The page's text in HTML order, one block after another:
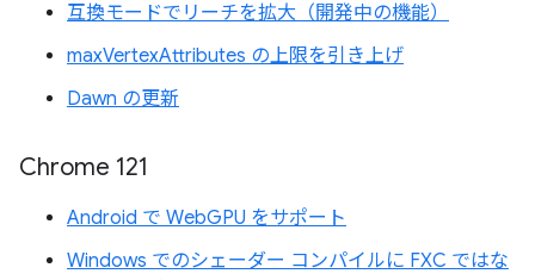
互換モードでリーチを拡大（開発中の機能）
maxVertexAttributes の上限を引き上げ
Dawn の更新
Chrome 121
Android で WebGPU をサポート
Windows でのシェーダー コンパイルに FXC ではな